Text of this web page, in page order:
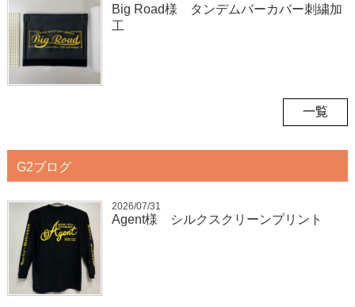
Big Road様 タンデムバーカバー刺繍加
工
一覧
G2ブログ
2026/07/31
Agent様 シルクスクリーンプリント